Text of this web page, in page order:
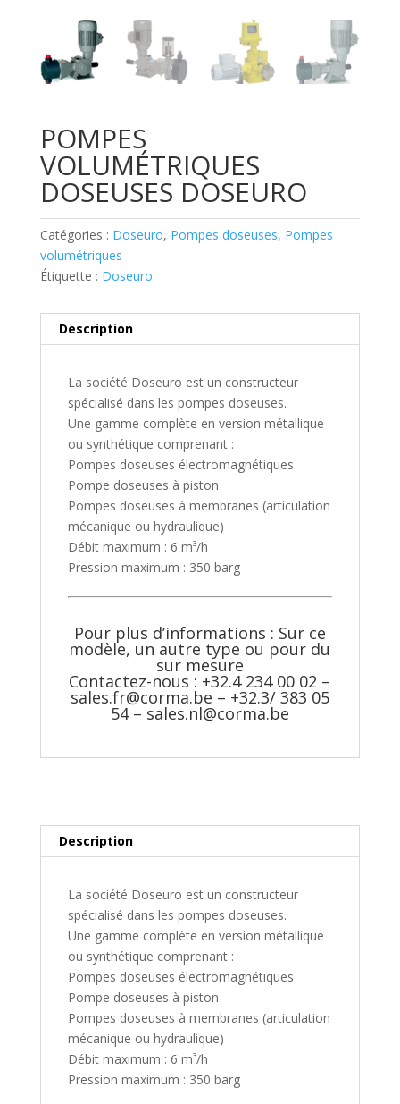
POMPES
VOLUMÉTRIQUES
DOSEUSES DOSEURO
Catégories : Doseuro, Pompes doseuses, Pompes
volumétriques
Étiquette : Doseuro
Description
La société Doseuro est un constructeur
spécialisé dans les pompes doseuses.
Une gamme complète en version métallique
ou synthétique comprenant :
Pompes doseuses électromagnétiques
Pompe doseuses à piston
Pompes doseuses à membranes (articulation
mécanique ou hydraulique)
Débit maximum : 6 m³/h
Pression maximum : 350 barg
Pour plus d’informations : Sur ce
modèle, un autre type ou pour du
sur mesure
Contactez-nous : +32.4 234 00 02 –
sales.fr@corma.be – +32.3/ 383 05
54 – sales.nl@corma.be
Description
La société Doseuro est un constructeur
spécialisé dans les pompes doseuses.
Une gamme complète en version métallique
ou synthétique comprenant :
Pompes doseuses électromagnétiques
Pompe doseuses à piston
Pompes doseuses à membranes (articulation
mécanique ou hydraulique)
Débit maximum : 6 m³/h
Pression maximum : 350 barg